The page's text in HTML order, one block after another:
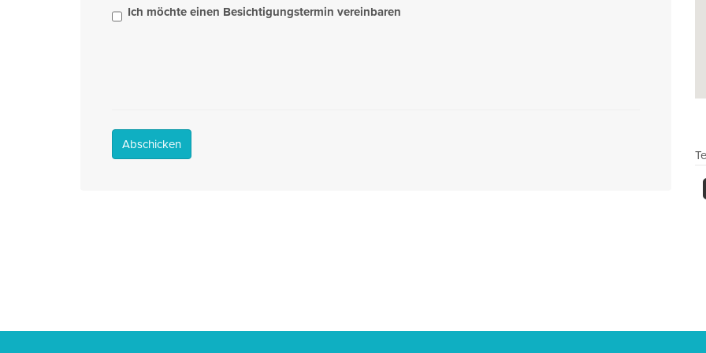
Ich möchte einen Besichtigungstermin vereinbaren
Abschicken